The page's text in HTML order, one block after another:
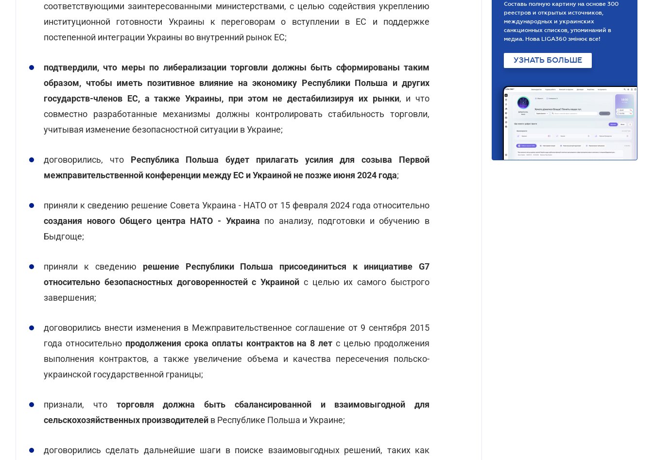
соответствующими заинтересованными министерствами, с целью содействия укреплению
институционной готовности Украины к переговорам о вступлении в ЕС и поддержке
постепенной интеграции Украины во внутренний рынок ЕС;
подтвердили, что меры по либерализации торговли должны быть сформированы таким
образом, чтобы иметь позитивное влияние на экономику Республики Польша и других
государств-членов ЕС, а также Украины, при этом не дестабилизируя их рынки, и что
совместно разработанные механизмы должны контролировать стабильность торговли,
учитывая изменение безопасностной ситуации в Украине;
договорились, что Республика Польша будет прилагать усилия для созыва Первой
межправительственной конференции между ЕС и Украиной не позже июня 2024 года;
приняли к сведению решение Совета Украина - НАТО от 15 февраля 2024 года относительно
создания нового Общего центра НАТО - Украина по анализу, подготовки и обучению в
Быдгоще;
приняли к сведению решение Республики Польша присоединиться к инициативе G7
относительно безопасностных договоренностей с Украиной с целью их самого быстрого
завершения;
договорились внести изменения в Межправительственное соглашение от 9 сентября 2015
года относительно продолжения срока оплаты контрактов на 8 лет с целью продолжения
выполнения контрактов, а также увеличение объема и качества пересечения польско-
украинской государственной границы;
признали, что торговля должна быть сбалансированной и взаимовыгодной для
сельскохозяйственных производителей в Республике Польша и Украине;
договорились сделать дальнейшие шаги в поиске взаимовыгодных решений, таких как
Составь полную картину на основе 300
реестров и открытых источников,
международных и украинских
санкционных списков, упоминаний в
медиа. Нова LIGA360 змінює все!
УЗНАТЬ БОЛЬШЕ